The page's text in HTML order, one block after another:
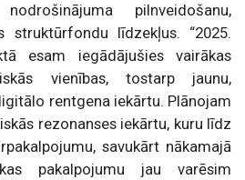
pilnveidošanu,
struktūrfondu līdzekļus. “2025.
esam iegādājušies vairākas
vienības, tostarp jaunu,
rentgena iekārtu. Plānojam
rezonanses iekārtu, kuru līdz
savukārt nākamajā
pakalpojumu jau varēsim